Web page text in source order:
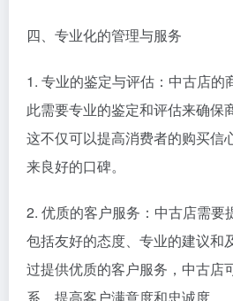
四、专业化的管理与服务
1. 专业的鉴定与评估：中古店的
此需要专业的鉴定和评估来确保
这不仅可以提高消费者的购买信
来良好的口碑。
2. 优质的客户服务：中古店需要
包括友好的态度、专业的建议和
过提供优质的客户服务，中古店